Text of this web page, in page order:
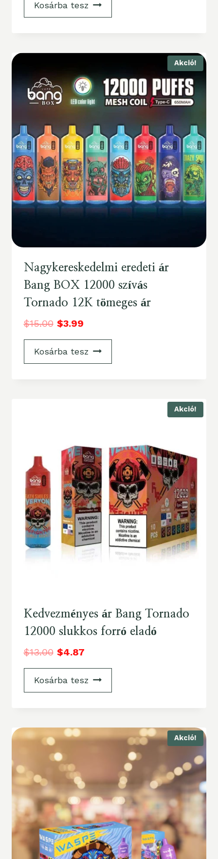
Kosárba tesz
Akció!
Nagykereskedelmi eredeti ár
Bang BOX 12000 szívás
Tornado 12K tömeges ár
$15.00 $3.99
Kosárba tesz
Akció!
Kedvezményes ár Bang Tornado
12000 slukkos forró eladó
$13.00 $4.87
Kosárba tesz
Akció!